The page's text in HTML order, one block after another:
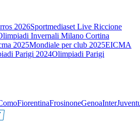
2026Sportmediaset Live Riccione
Invernali Milano Cortina
2025Mondiale per club 2025EICMA
Parigi 2024Olimpiadi Parigi
FiorentinaFrosinoneGenoaInter